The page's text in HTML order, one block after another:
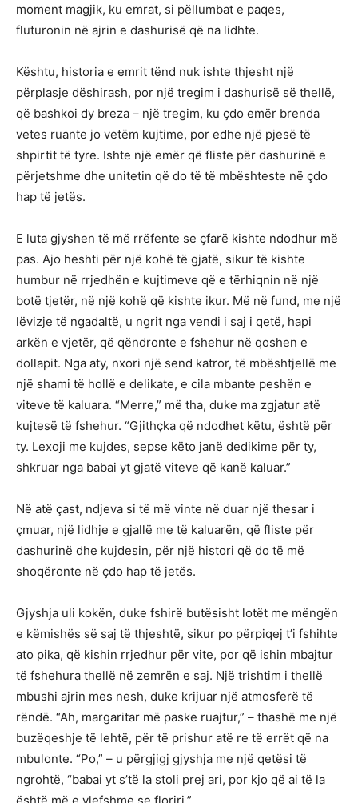
moment magjik, ku emrat, si pëllumbat e paqes,
fluturonin në ajrin e dashurisë që na lidhte.
Kështu, historia e emrit tënd nuk ishte thjesht një
përplasje dëshirash, por një tregim i dashurisë së thellë,
që bashkoi dy breza – një tregim, ku çdo emër brenda
vetes ruante jo vetëm kujtime, por edhe një pjesë të
shpirtit të tyre. Ishte një emër që fliste për dashurinë e
përjetshme dhe unitetin që do të të mbështeste në çdo
hap të jetës.
E luta gjyshen të më rrëfente se çfarë kishte ndodhur më
pas. Ajo heshti për një kohë të gjatë, sikur të kishte
humbur në rrjedhën e kujtimeve që e tërhiqnin në një
botë tjetër, në një kohë që kishte ikur. Më në fund, me një
lëvizje të ngadaltë, u ngrit nga vendi i saj i qetë, hapi
arkën e vjetër, që qëndronte e fshehur në qoshen e
dollapit. Nga aty, nxori një send katror, të mbështjellë me
një shami të hollë e delikate, e cila mbante peshën e
viteve të kaluara. “Merre,” më tha, duke ma zgjatur atë
kujtesë të fshehur. “Gjithçka që ndodhet këtu, është për
ty. Lexoji me kujdes, sepse këto janë dedikime për ty,
shkruar nga babai yt gjatë viteve që kanë kaluar.”
Në atë çast, ndjeva si të më vinte në duar një thesar i
çmuar, një lidhje e gjallë me të kaluarën, që fliste për
dashurinë dhe kujdesin, për një histori që do të më
shoqëronte në çdo hap të jetës.
Gjyshja uli kokën, duke fshirë butësisht lotët me mëngën
e këmishës së saj të thjeshtë, sikur po përpiqej t’i fshihte
ato pika, që kishin rrjedhur për vite, por që ishin mbajtur
të fshehura thellë në zemrën e saj. Një trishtim i thellë
mbushi ajrin mes nesh, duke krijuar një atmosferë të
rëndë. “Ah, margaritar më paske ruajtur,” – thashë me një
buzëqeshje të lehtë, për të prishur atë re të errët që na
mbulonte. “Po,” – u përgjigj gjyshja me një qetësi të
ngrohtë, “babai yt s’të la stoli prej ari, por kjo që ai të la
është më e vlefshme se floriri.”